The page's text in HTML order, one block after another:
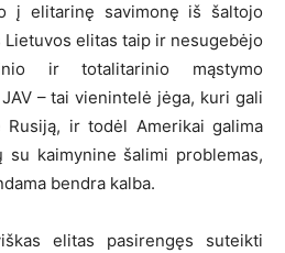
į elitarinę savimonę iš šaltojo
elitas taip ir nesugebėjo
ir totalitarinio mąstymo
– tai vienintelė jėga, kuri gali
Rusiją, ir todėl Amerikai galima
su kaimynine šalimi problemas,
bendra kalba.
elitas pasirengęs suteikti